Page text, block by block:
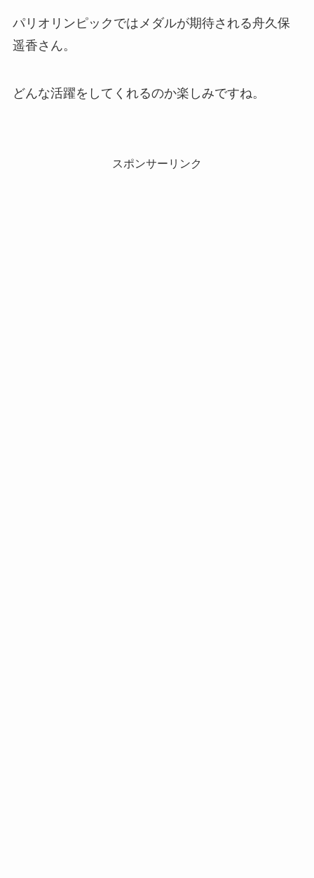
パリオリンピックではメダルが期待される舟久保
遥香さん。
どんな活躍をしてくれるのか楽しみですね。
スポンサーリンク